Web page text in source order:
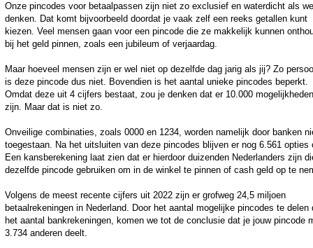
Onze pincodes voor betaalpassen zijn niet zo exclusief en waterdicht als we
denken. Dat komt bijvoorbeeld doordat je vaak zelf een reeks getallen kunt
kiezen. Veel mensen gaan voor een pincode die ze makkelijk kunnen
bij het geld pinnen, zoals een jubileum of verjaardag.
Maar hoeveel mensen zijn er wel niet op dezelfde dag jarig als jij? Zo
is deze pincode dus niet. Bovendien is het aantal unieke pincodes beperkt.
Omdat deze uit 4 cijfers bestaat, zou je denken dat er 10.000 mogelijkheden
zijn. Maar dat is niet zo.
Onveilige combinaties, zoals 0000 en 1234, worden namelijk door banken
toegestaan. Na het uitsluiten van deze pincodes blijven er nog 6.561 opties
Een kansberekening laat zien dat er hierdoor duizenden Nederlanders zijn
dezelfde pincode gebruiken om in de winkel te pinnen of cash geld op te
Volgens de meest recente cijfers uit 2022 zijn er grofweg 24,5 miljoen
betaalrekeningen in Nederland. Door het aantal mogelijke pincodes te delen
het aantal bankrekeningen, komen we tot de conclusie dat je jouw pincode
3.734 anderen deelt.